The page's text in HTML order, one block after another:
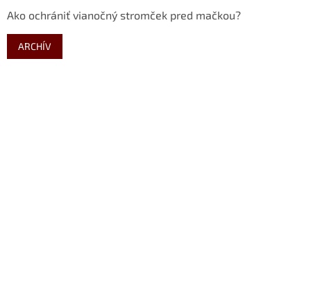
Ako ochrániť vianočný stromček pred mačkou?
ARCHÍV